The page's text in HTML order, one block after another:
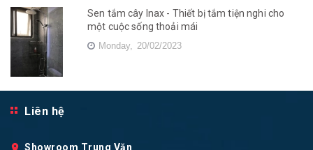
Sen tắm cây Inax - Thiết bị tắm tiện nghi cho
một cuộc sống thoải mái
Monday, 20/02/2023
Liên hệ
Showroom Trung Văn